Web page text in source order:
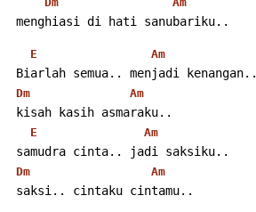
menghiasi di hati sanubariku..
E Am
Biarlah semua.. menjadi kenangan..
Dm Am
kisah kasih asmaraku..
E Am
samudra cinta.. jadi saksiku..
Dm Am
saksi.. cintaku cintamu..